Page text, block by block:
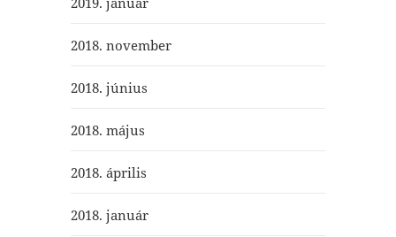
2018. november
2018. június
2018. május
2018. április
2018. január